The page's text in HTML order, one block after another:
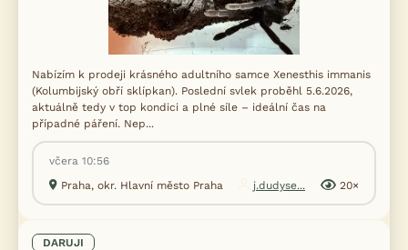
Nabízím k prodeji krásného adultního samce Xenesthis immanis
(Kolumbijský obří sklípkan). Poslední svlek proběhl 5.6.2026,
aktuálně tedy v top kondici a plné síle – ideální čas na
případné páření. Nep...
včera 10:56
Praha, okr. Hlavní město Praha
j.dudyse... 20×
DARUJI